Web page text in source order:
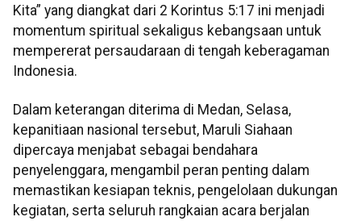
Kita” yang diangkat dari 2 Korintus 5:17 ini menjadi
momentum spiritual sekaligus kebangsaan untuk
mempererat persaudaraan di tengah keberagaman
Indonesia.
Dalam keterangan diterima di Medan, Selasa,
kepanitiaan nasional tersebut, Maruli Siahaan
dipercaya menjabat sebagai bendahara
penyelenggara, mengambil peran penting dalam
memastikan kesiapan teknis, pengelolaan dukungan
kegiatan, serta seluruh rangkaian acara berjalan